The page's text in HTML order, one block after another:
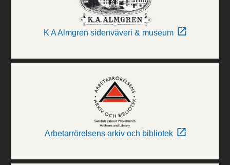
K A Almgren sidenväveri & museum
Arbetarrörelsens arkiv och bibliotek